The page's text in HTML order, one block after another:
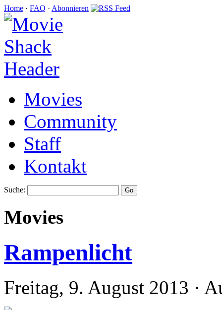
Home · FAQ · Abonnieren
Movies
Community
Staff
Kontakt
Suche:
Movies
Rampenlicht
Freitag, 9. August 2013 ·